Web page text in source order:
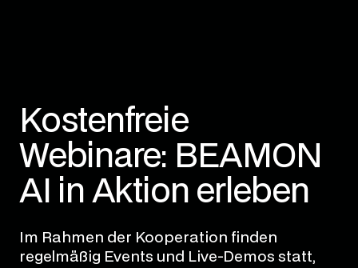
Kostenfreie
Webinare: BEAMON
AI in Aktion erleben
Im Rahmen der Kooperation finden
regelmäßig Events und Live-Demos statt,